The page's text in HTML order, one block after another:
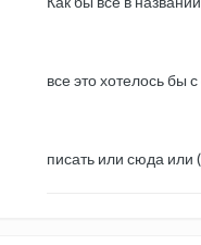
все это хотелось бы
писать или сюда или